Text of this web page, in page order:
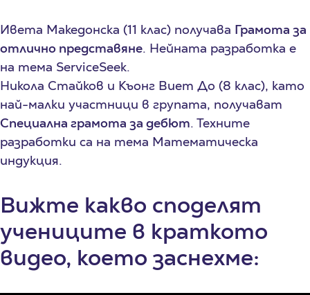
Ивета Македонска (11 клас) получава Грамота за
отлично представяне. Нейната разработка е
на тема ServiceSeek.
Никола Стайков и Къонг Виет До (8 клас), като
най-малки участници в групата, получават
Специална грамота за дебют. Техните
разработки са на тема Математическа
индукция.
Вижте какво споделят
учениците в краткото
видео, което заснехме: